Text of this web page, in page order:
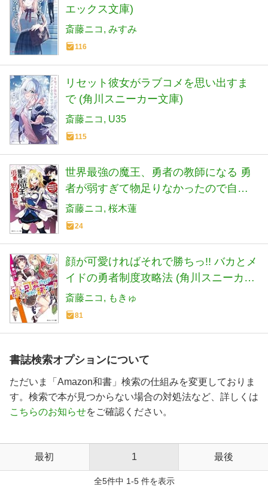
エックス文庫)
斎藤ニコ みすみ
116
リセット彼女がラブコメを思い出すま
で (角川スニーカー文庫)
斎藤ニコ U35
115
世界最強の魔王、勇者の教師になる 勇
者が弱すぎて物足りなかったので自分
で育てることにした (角川スニーカー文
庫)
斎藤ニコ 桜木蓮
24
顔が可愛ければそれで勝ちっ!! バカとメ
イドの勇者制度攻略法 (角川スニーカー
文庫)
斎藤ニコ もきゅ
81
書誌検索オプションについて
ただいま「Amazon和書」検索の仕組みを変更しておりま
す。検索で本が見つからない場合の対処法など、詳しくは
こちらのお知らせをご確認ください。
最初 1 最後
全5件中 1-5 件を表示